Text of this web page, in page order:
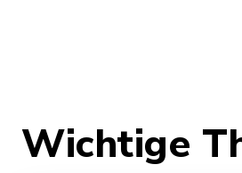
Wichtige